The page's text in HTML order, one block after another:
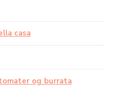
casa
og burrata